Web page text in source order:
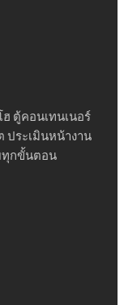
ตู้คอนเทนเนอร์
ประเมินหน้างาน
ทุกขั้นตอน